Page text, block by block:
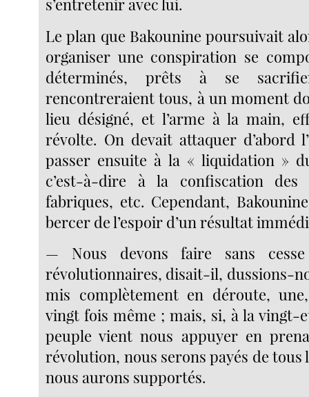
Le plan que Bakounine poursuivait
organiser une conspiration se
déterminés, prêts à se
rencontreraient tous, à un moment
lieu désigné, et l’arme à la main,
révolte. On devait attaquer d’abord
passer ensuite à la « liquidation »
c’est-à-dire à la confiscation des
fabriques, etc. Cependant,
bercer de l’espoir d’un résultat
— Nous devons faire sans
révolutionnaires, disait-il, dussions-
mis complètement en déroute,
vingt fois même ; mais, si, à la vingt-
peuple vient nous appuyer en
révolution, nous serons payés de tous
nous aurons supportés.